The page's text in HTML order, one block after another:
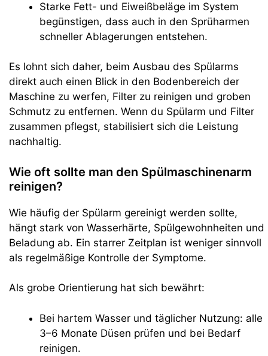
Starke Fett- und Eiweißbeläge im System
begünstigen, dass auch in den Sprüharmen
schneller Ablagerungen entstehen.
Es lohnt sich daher, beim Ausbau des Spülarms
direkt auch einen Blick in den Bodenbereich der
Maschine zu werfen, Filter zu reinigen und groben
Schmutz zu entfernen. Wenn du Spülarm und Filter
zusammen pflegst, stabilisiert sich die Leistung
nachhaltig.
Wie oft sollte man den Spülmaschinenarm
reinigen?
Wie häufig der Spülarm gereinigt werden sollte,
hängt stark von Wasserhärte, Spülgewohnheiten und
Beladung ab. Ein starrer Zeitplan ist weniger sinnvoll
als regelmäßige Kontrolle der Symptome.
Als grobe Orientierung hat sich bewährt:
Bei hartem Wasser und täglicher Nutzung: alle
3–6 Monate Düsen prüfen und bei Bedarf
reinigen.